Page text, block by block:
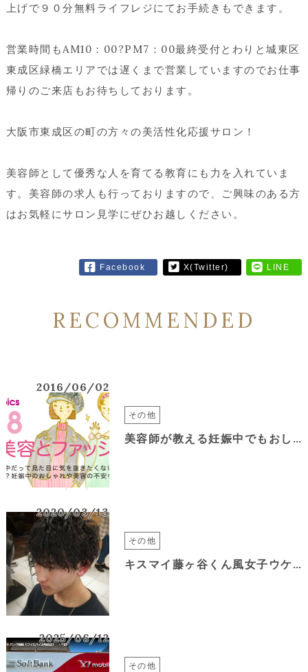
上げで９０分無料ライフレジにてお手続きもできます。
営業時間もAM10：00?PM7：00最終受付とわりと城東区
東成区緑橋エリアでは遅くまで営業していますのでお仕事
帰りのご来店もお待ちしております。
大阪市東成区の町の方々の美活性化応援サロン！
美容師として優秀な人を育てる教育にも力を入れていま
す。美容師の求人も行っておりますので、ご興味のある方
はお気軽にサロン見学にぜひお越しください。
Facebook X(Twitter) LINE
RECOMMENDED
2016/06/02
その他
美容師が教える妊娠中でもおしゃれカラーに
2020/03/13
その他
キスマイ藤ヶ谷くん風女子ウケツイストスパイラル高校生卒業メンズパーマデビュー
2025/06/12
その他